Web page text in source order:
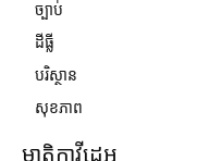
ច្បាប់
ដីធ្លី
បរិស្ថាន
សុខភាព
មាតិកាវីដេអូ